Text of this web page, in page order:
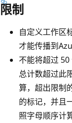
限制
自定义工作区
才能传播到
不能将超过
总计数超过此
算，超出限制
的标记，并且
照字母顺序计